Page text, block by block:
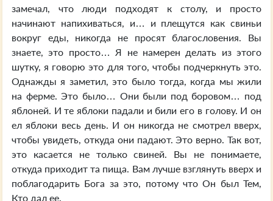
замечал, что люди подходят к столу, и просто
начинают напихиваться, и… и плещутся как свиньи
вокруг еды, никогда не просят благословения. Вы
знаете, это просто… Я не намерен делать из этого
шутку, я говорю это для того, чтобы подчеркнуть это.
Однажды я заметил, это было тогда, когда мы жили
на ферме. Это было… Они были под боровом… под
яблоней. И те яблоки падали и били его в голову. И он
ел яблоки весь день. И он никогда не смотрел вверх,
чтобы увидеть, откуда они падают. Это верно. Так вот,
это касается не только свиней. Вы не понимаете,
откуда приходит та пища. Вам лучше взглянуть вверх и
поблагодарить Бога за это, потому что Он был Тем,
Кто дал ее.